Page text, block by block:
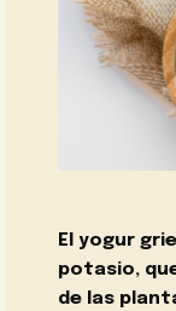
El yogur
potasio,
de las